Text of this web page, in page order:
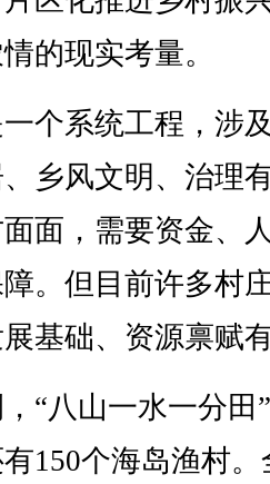
的现实考量。
系统工程，涉
乡风文明、治理
面，需要资金、
。但目前许多村
基础、资源禀赋
八山一水一分田
150个海岛渔村。